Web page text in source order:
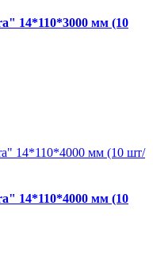
14*110*3000 мм (10
14*110*4000 мм (10